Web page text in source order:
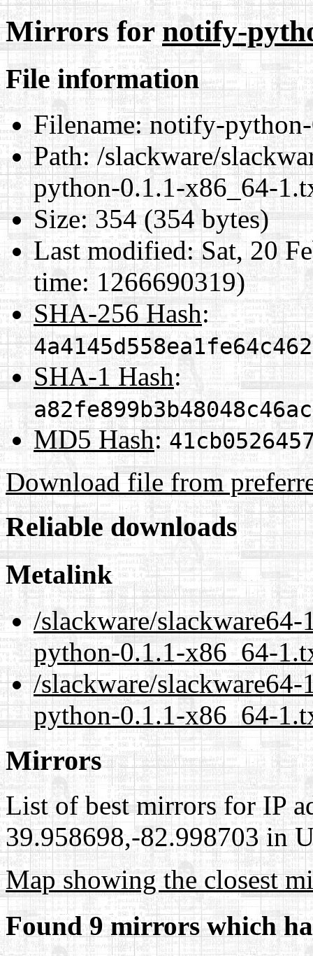
Mirrors fornotify-
File information
Filename:notify-
Path:/slackware/
python-0.1.1-x86_64-
Size:354 (354 bytes)
Last modified:Sat, 20
time: 1266690319)
SHA-256 Hash:
SHA-1 Hash:
MD5 Hash:
Download file from
Reliable downloads
Metalink
/slackware/
python-0.1.1-x86_64-
/slackware/
python-0.1.1-x86_64-
Mirrors
List of best mirrors for IP
39.958698,-82.998703 in
Map showing the closest
Found 9 mirrors which